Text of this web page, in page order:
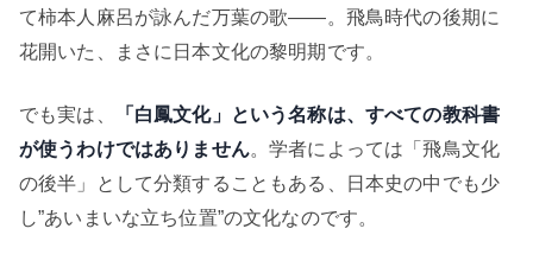
て柿本人麻呂が詠んだ万葉の歌——。飛鳥時代の後期に
花開いた、まさに日本文化の黎明期です。
でも実は、
「白鳳文化」という名称は、すべての教科書
が使うわけではありません。学者によっては「飛鳥文化
の後半」として分類することもある、日本史の中でも少
し”あいまいな立ち位置”の文化なのです。